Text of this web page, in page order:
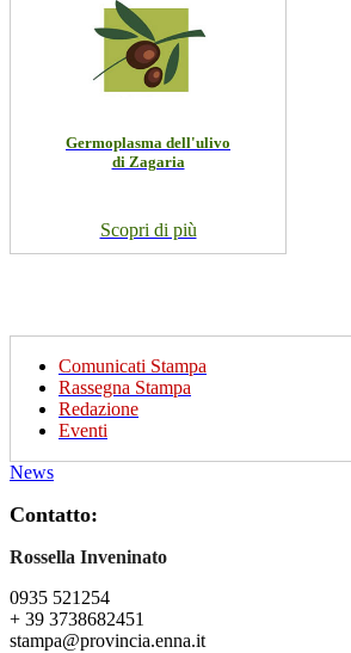
Germoplasma dell'ulivo
di Zagaria
Scopri di più
Comunicati Stampa
Rassegna Stampa
Redazione
Eventi
News
Contatto:
Rossella Inveninato
0935 521254
+ 39 3738682451
stampa@provincia.enna.it